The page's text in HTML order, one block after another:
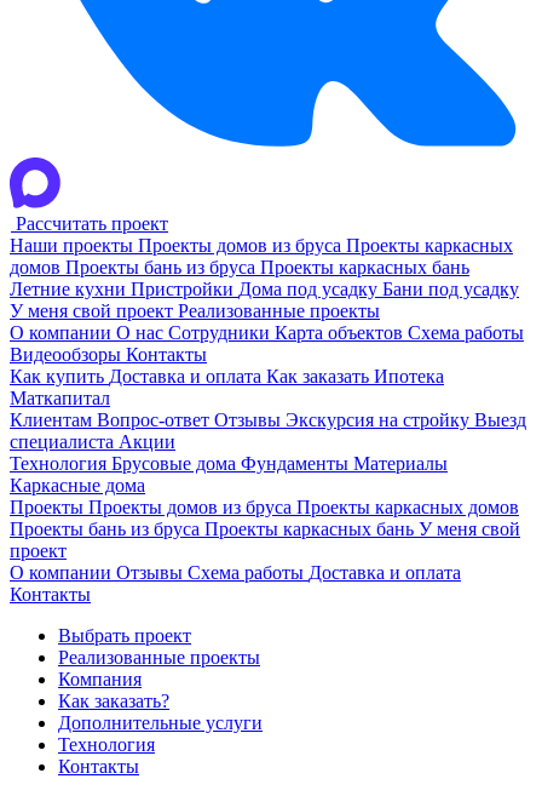
Рассчитать проект
Наши проекты Проекты домов из бруса Проекты каркасных
домов Проекты бань из бруса Проекты каркасных бань
Летние кухни Пристройки Дома под усадку Бани под усадку
У меня свой проект Реализованные проекты
О компании О нас Сотрудники Карта объектов Схема работы
Видеообзоры Контакты
Как купить Доставка и оплата Как заказать Ипотека
Маткапитал
Клиентам Вопрос-ответ Отзывы Экскурсия на стройку Выезд
специалиста Акции
Технология Брусовые дома Фундаменты Материалы
Каркасные дома
Проекты Проекты домов из бруса Проекты каркасных домов
Проекты бань из бруса Проекты каркасных бань У меня свой
проект
О компании Отзывы Схема работы Доставка и оплата
Контакты
Выбрать проект
Реализованные проекты
Компания
Как заказать?
Дополнительные услуги
Технология
Контакты